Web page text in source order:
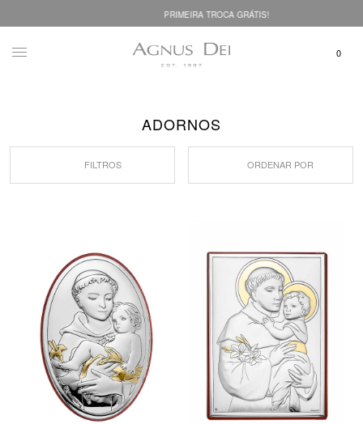
PRIMEIRA TROCA GRÁTIS!
ADORNOS
FILTROS ORDENAR POR